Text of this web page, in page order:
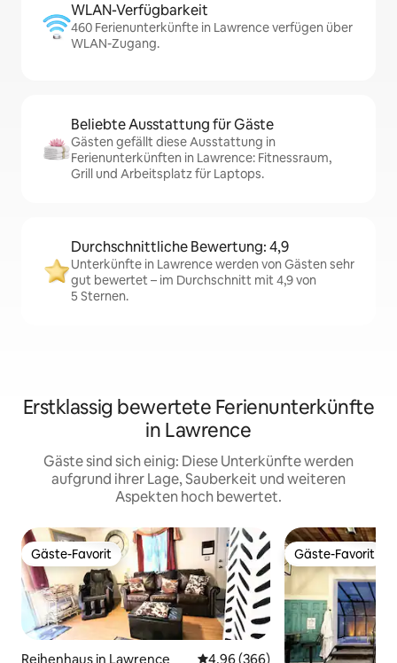
WLAN-Verfügbarkeit
460 Ferienunterkünfte in Lawrence verfügen über
WLAN-Zugang.
Beliebte Ausstattung für Gäste
Gästen gefällt diese Ausstattung in
Ferienunterkünften in Lawrence: Fitnessraum,
Grill und Arbeitsplatz für Laptops.
Durchschnittliche Bewertung: 4,9
Unterkünfte in Lawrence werden von Gästen sehr
gut bewertet – im Durchschnitt mit 4,9 von
5 Sternen.
Erstklassig bewertete Ferienunterkünfte
in Lawrence
Gäste sind sich einig: Diese Unterkünfte werden
aufgrund ihrer Lage, Sauberkeit und weiteren
Aspekten hoch bewertet.
Gäste-Favorit
Gäste-Favorit
Reihenhaus in Lawrence Durchschnittliche Bewertung:
4,96 (366)
Gäste-Favorit
Gäste-Favorit